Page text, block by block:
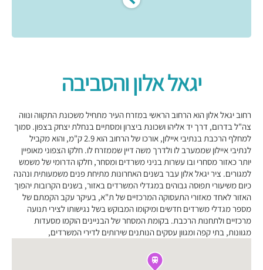
יגאל אלון והסביבה
רחוב יגאל אלון הוא הרחוב הראשי במזרח העיר מתחיל משכונת התקווה ונווה
צה"ל בדרום, דרך יד אליהו ושכונת ביצרון ומסתיים בנחלת יצחק בצפון. סמוך
למחלף הרכבת בנתיבי איילון, אורכו של הרחוב הוא 2.9 ק"מ, והוא מקביל
לנתיבי איילון שממערב לו ולדרך משה דיין שממזרח לו. חלקו הצפוני מאופיין
יותר כאזור מסחרי ובו עשרות בניני משרדים ומסחר, חלקו הדרומי של משמש
למגורים. ציר יגאל אלון עבר בשנים האחרונות מתיחת פנים משמעותית ונהנה
כיום משיעורי תפוסה גבוהים במגדלי המשרדים באזור, בשנים הקרובות יהפוך
האזור לאחד מאזורי התעסוקה המרכזיים של ת"א, בעיקר עקב הקמתם של
מספר מגדלי משרדים חדשים ומיקומו המבוקש בשל נגישותו לצירי תנועה
מרכזיים ולתחנות הרכבת. בקומת המסחר של הבניינים הוקמו מסעדות
מגוונות, בתי קפה ומגוון עסקים הנותנים שירותים לדירי המשרדים,